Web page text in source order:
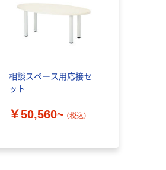
相談スペース用応接セ
ット
￥50,560~ （税込）